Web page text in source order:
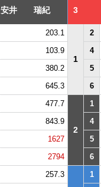
安井 瑞紀 3
203.1
1
2
103.9
4
380.2
5
645.3 6
477.7
2
1
843.9
4
1627
5
2794 6
257.3
1